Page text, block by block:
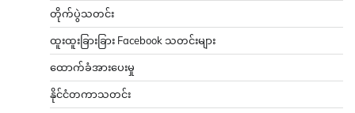
တိုက်ပွဲသတင်း
ထူးထူးခြားခြား Facebook သတင်းများ
ထောက်ခံအားပေးမှု
နိုင်ငံတကာသတင်း